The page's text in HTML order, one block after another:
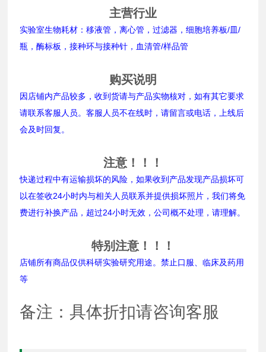
主营行业
实验室生物耗材：移液管，离心管，过滤器，细胞培养板/皿/
瓶，酶标板，接种环与接种针，血清管/样品管
购买说明
因店铺内产品较多，收到货请与产品实物核对，如有其它要求
请联系客服人员。客服人员不在线时，请留言或电话，上线后
会及时回复。
注意！！！
快递过程中有运输损坏的风险，如果收到产品发现产品损坏可
以在签收24小时内与相关人员联系并提供损坏照片，我们将免
费进行补换产品，超过24小时无效，公司概不处理，请理解。
特别注意！！！
店铺所有商品仅供科研实验研究用途。禁止口服、临床及药用
等
备注：具体折扣请咨询客服